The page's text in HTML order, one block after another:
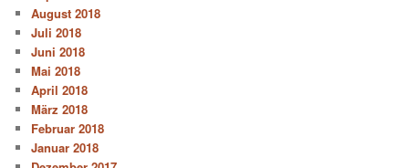
August 2018
Juli 2018
Juni 2018
Mai 2018
April 2018
März 2018
Februar 2018
Januar 2018